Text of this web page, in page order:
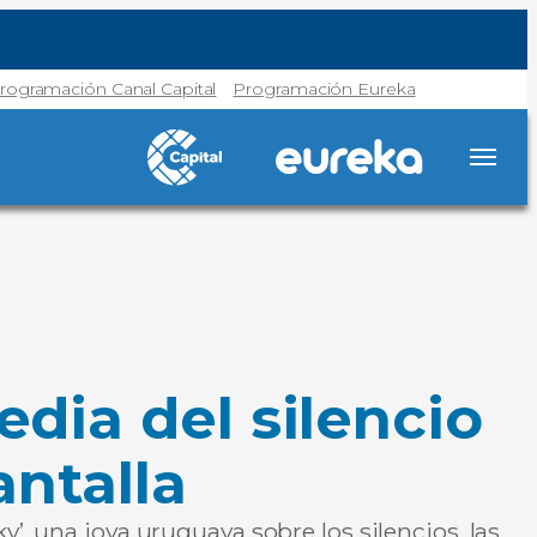
Canal Capital Programación Eureka
del silencio
una joya uruguaya sobre los silencios, las